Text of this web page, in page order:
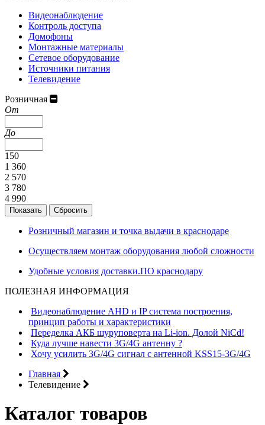
Видеонаблюдение
Контроль доступа
Домофоны
Монтажные материалы
Сетевое оборудование
Источники питания
Телевидение
Розничная
От
До
150
1 360
2 570
3 780
4 990
Розничный магазин и точка выдачи в краснодаре
Осуществляем монтаж оборудования любой сложности
Удобные условия доставки.ПО краснодару
ПОЛЕЗНАЯ ИНФОРМАЦИЯ
Видеонаблюдение AHD и IP система построения,
принцип работы и характеристики
Переделка АКБ шуруповерта на Li-ion. Долой NiCd!
Куда лучше навести 3G/4G антенну ?
Хочу усилить 3G/4G сигнал с антенной KSS15-3G/4G
Главная
Телевидение
Каталог товаров